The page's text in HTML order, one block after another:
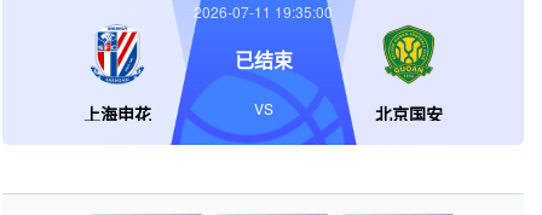
上海申花 北京国安
2026-07-11 19:35:00
已结束
VS